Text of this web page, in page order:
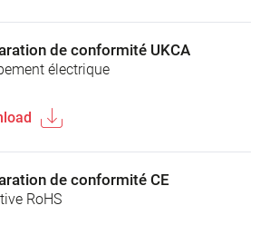
de conformité UKCA
électrique
de conformité CE
RoHS